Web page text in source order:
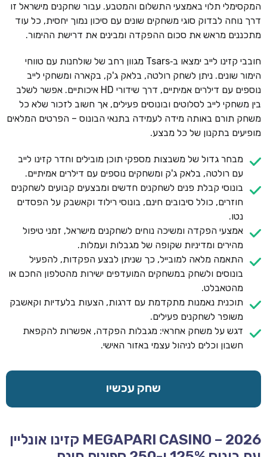
המקסימלי תלוי באמצעי התשלום והמטבע. עבור שחקנים מישראל זו
דרך נוחה לבדוק סוגי משחקים שונים עם סיכון נמוך יחסית, כל עוד
מתכננים מראש את סכום ההפקדה ומבינים את דרישת ההימור.
חובבי קזינו לייב ימצאו ב‑Tsars מגוון רחב של שולחנות עם טווחי
הימור שונים. ניתן לשחק רולטה, בלאק ג'ק, בקארה ומשחקי לייב
נוספים עם דילרים אמיתיים, דרך שידורי HD איכותיים. אפשר לשלב
בין משחקי לייב לסלוטים ובונוסים פעילים, אך חשוב לזכור שלא כל
משחק תורם באותה מידה לעמידה בתנאי הבונוס – הפרטים המלאים
מופיעים בתקנון של כל מבצע.
מבחר גדול של משבצות מספקי תוכן מובילים וחדר קזינו לייב
עם רולטה, בלאק ג'ק ומשחקים נוספים עם דילרים אמיתיים.
בונוסי קבלת פנים לשחקנים חדשים ומבצעים קבועים לשחקנים
חוזרים, כולל סיבובים חינם, בונוסי רילוד וקאשבק על הפסדים
נטו.
אמצעי הפקדה ומשיכה נוחים לשחקנים מישראל, זמני טיפול
מהירים ומדיניות שקופה של מגבלות ועמלות.
התאמה מלאה למובייל, כך שניתן לבצע הפקדות, להפעיל
בונוסים ולשחק במשחקים המועדפים ישירות מהטלפון החכם או
מהטאבלט.
תוכנית נאמנות מתקדמת עם דרגות, הצעות בלעדיות וקאשבק
משופר לשחקנים פעילים.
דגש על משחק אחראי: מגבלות הפקדה, אפשרות להקפאת
חשבון וכלים לניהול עצמי באזור האישי.
שחק עכשיו
MEGAPARI CASINO – 2026 קזינו אונליין